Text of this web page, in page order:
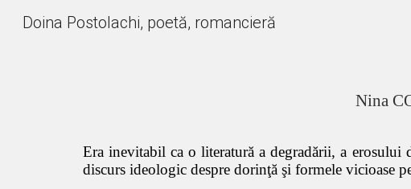
Doina Postolachi, poetă, romancieră
Nina
Era inevitabil ca o literatură a degradării, a
discurs ideologic despre dorinţă şi formele vicioase